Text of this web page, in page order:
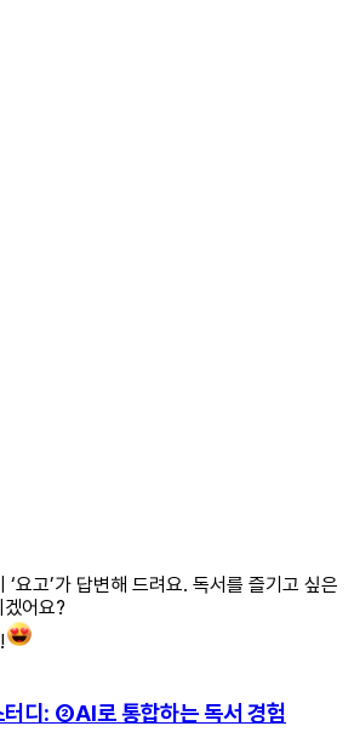
요고’가 답변해 드려요. 독서를 즐기고 싶은
어요?
터디: ②AI로 통합하는 독서 경험